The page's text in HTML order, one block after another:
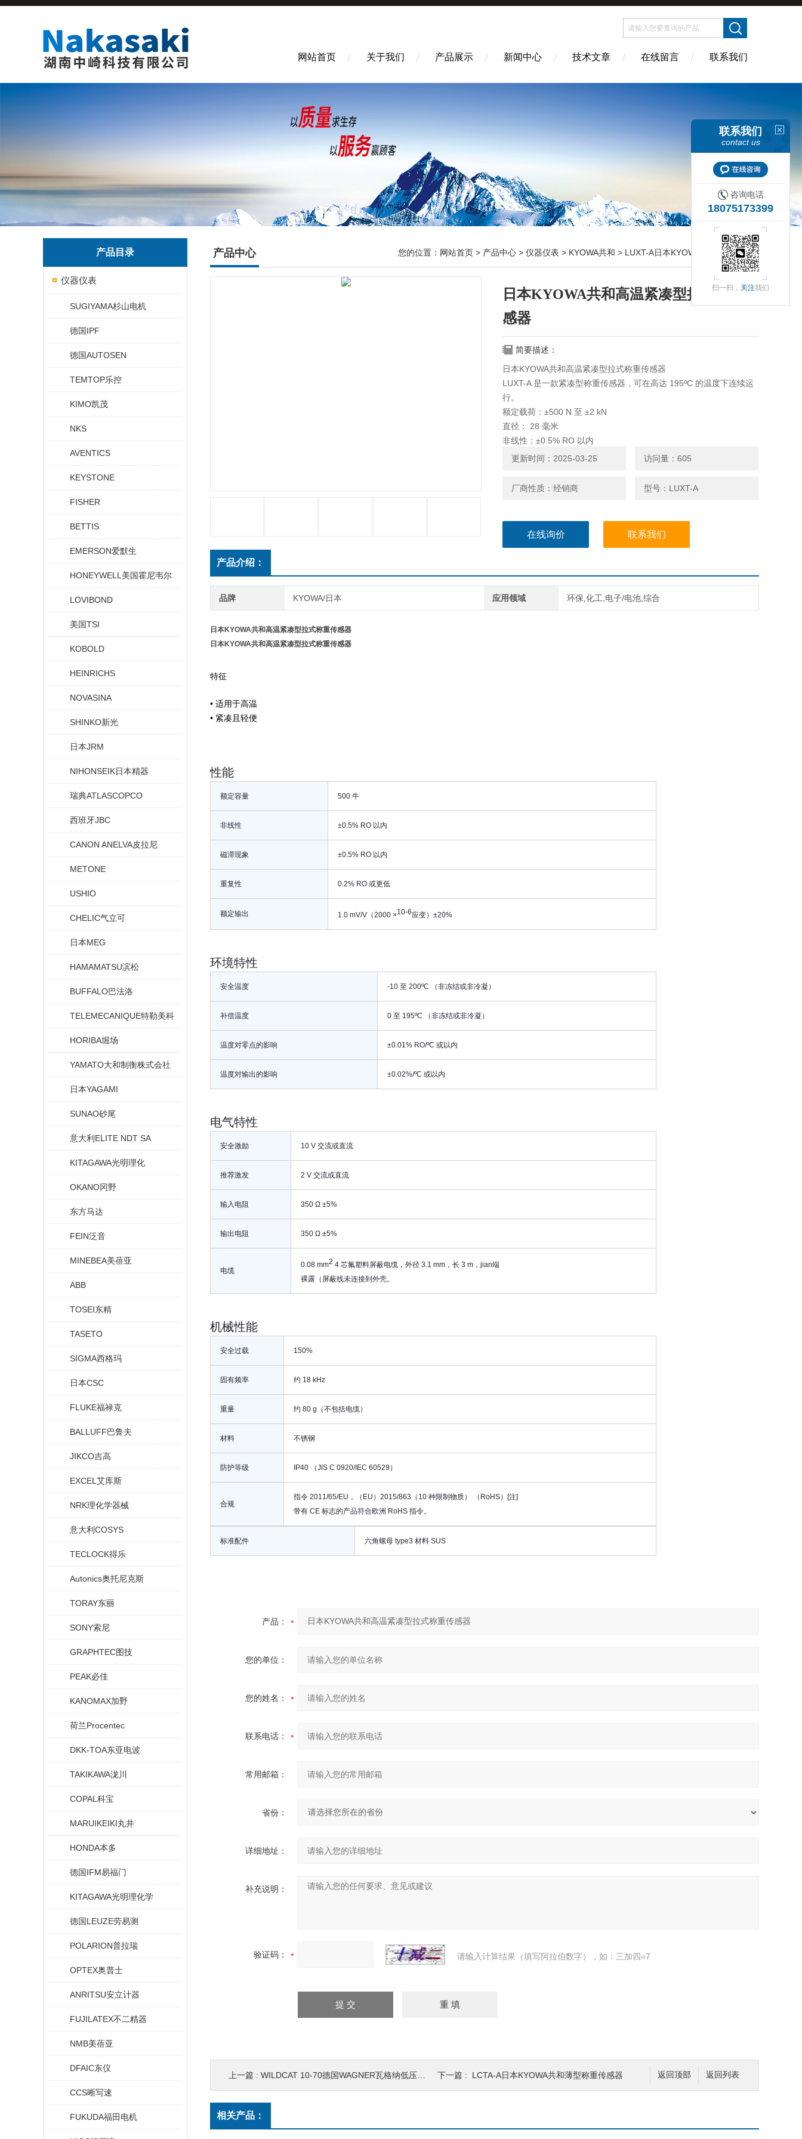
网站首页 关于我们 产品展示 新闻中心 技术文章 在线留言 联系我们
产品目录
仪器仪表
SUGIYAMA杉山电机
德国IPF
德国AUTOSEN
TEMTOP乐控
KIMO凯茂
NKS
AVENTICS
KEYSTONE
FISHER
BETTIS
EMERSON爱默生
HONEYWELL美国霍尼韦尔
LOVIBOND
美国TSI
KOBOLD
HEINRICHS
NOVASINA
SHINKO新光
日本JRM
NIHONSEIK日本精器
瑞典ATLASCOPCO
西班牙JBC
CANON ANELVA皮拉尼
METONE
USHIO
CHELIC气立可
日本MEG
HAMAMATSU滨松
BUFFALO巴法洛
TELEMECANIQUE特勒美科
HORIBA堀场
YAMATO大和制衡株式会社
日本YAGAMI
SUNAO砂尾
意大利ELITE NDT SA
KITAGAWA光明理化
OKANO冈野
东方马达
FEIN泛音
MINEBEA美蓓亚
ABB
TOSEI东精
TASETO
SIGMA西格玛
日本CSC
FLUKE福禄克
BALLUFF巴鲁夫
JIKCO吉高
EXCEL艾库斯
NRK理化学器械
意大利COSYS
TECLOCK得乐
Autonics奥托尼克斯
TORAY东丽
SONY索尼
GRAPHTEC图技
PEAK必佳
KANOMAX加野
荷兰Procentec
DKK-TOA东亚电波
TAKIKAWA泷川
COPAL科宝
MARUIKEIKI丸井
HONDA本多
德国IFM易福门
KITAGAWA光明理化学
德国LEUZE劳易测
POLARION普拉瑞
OPTEX奥普士
ANRITSU安立计器
FUJILATEX不二精器
NMB美蓓亚
DFAIC东仪
CCS晰写速
FUKUDA福田电机
产品中心 您的位置： 网站首页 > 产品中心 > 仪器仪表 > KYOWA共和 > LUXT-A日本KYOWA共和高温紧凑型拉式称重传感器
日本KYOWA共和高温紧凑型拉式称重传
感器
简要描述：
日本KYOWA共和高温紧凑型拉式称重传感器
LUXT-A 是一款紧凑型称重传感器，可在高达 195ºC 的温度下连续运
行。
额定载荷：±500 N 至 ±2 kN
直径： 28 毫米
非线性：±0.5% RO 以内
更新时间：2025-03-25
访问量：605
厂商性质：经销商 型号：LUXT-A
在线询价 联系我们
产品介绍：
品牌 KYOWA/日本 应用领域 环保,化工,电子/电池,综合
日本KYOWA共和高温紧凑型拉式称重传感器
日本KYOWA共和高温紧凑型拉式称重传感器
特征
• 适用于高温
• 紧凑且轻便
性能
额定容量 500 牛
非线性 ±0.5% RO 以内
磁滞现象 ±0.5% RO 以内
重复性 0.2% RO 或更低
额定输出 1.0 mV/V（2000 ×10-6应变）±20%
环境特性
安全温度 -10 至 200ºC （非冻结或非冷凝）
补偿温度 0 至 195ºC （非冻结或非冷凝）
温度对零点的影响 ±0.01% RO/ºC 或以内
温度对输出的影响 ±0.02%/ºC 或以内
电气特性
安全激励 10 V 交流或直流
推荐激发 2 V 交流或直流
输入电阻 350 Ω ±5%
输出电阻 350 Ω ±5%
电缆
0.08 mm2 4 芯氟塑料屏蔽电缆，外径 3.1 mm，长 3 m，jian端
裸露（屏蔽线未连接到外壳。
机械性能
安全过载 150%
固有频率 约 18 kHz
重量 约 80 g（不包括电缆）
材料 不锈钢
防护等级 IP40 （JIS C 0920/IEC 60529）
合规
指令 2011/65/EU，（EU）2015/863（10 种限制物质） （RoHS）[注]
带有 CE 标志的产品符合欧洲 RoHS 指令。
标准配件 六角螺母 type3 材料 SUS
产品：
您的单位：
您的姓名：
联系电话：
常用邮箱：
省份：
详细地址：
补充说明：
验证码： 请输入计算结果（填写阿拉伯数字），如：三加四=7
返回列表
返回顶部
上一篇 : WILDCAT 10-70德国WAGNER瓦格纳低压活塞泵 下一篇 : LCTA-A日本KYOWA共和薄型称重传感器
相关产品：
联系我们
contact us
咨询电话
18075173399
扫一扫， 关注我们